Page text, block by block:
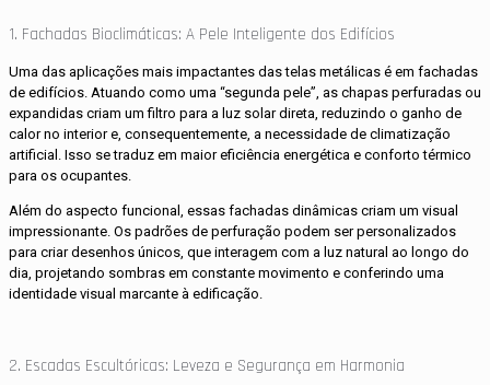
1. Fachadas Bioclimáticas: A Pele Inteligente dos Edifícios
Uma das aplicações mais impactantes das telas metálicas é em fachadas
de edifícios. Atuando como uma “segunda pele”, as chapas perfuradas ou
expandidas criam um filtro para a luz solar direta, reduzindo o ganho de
calor no interior e, consequentemente, a necessidade de climatização
artificial. Isso se traduz em maior eficiência energética e conforto térmico
para os ocupantes.
Além do aspecto funcional, essas fachadas dinâmicas criam um visual
impressionante. Os padrões de perfuração podem ser personalizados
para criar desenhos únicos, que interagem com a luz natural ao longo do
dia, projetando sombras em constante movimento e conferindo uma
identidade visual marcante à edificação.
2. Escadas Escultóricas: Leveza e Segurança em Harmonia